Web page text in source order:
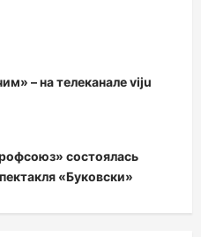
– на телеканале viju
состоялась
«Буковски»